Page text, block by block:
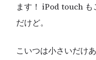
ます！ iPod touch
だけど。
こいつは小さいだけ